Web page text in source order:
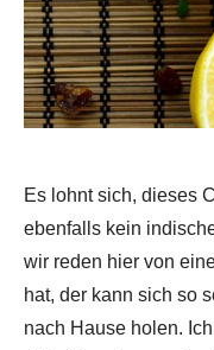
Es lohnt sich, dieses
ebenfalls kein
wir reden hier von
hat, der kann sich so
nach Hause holen.